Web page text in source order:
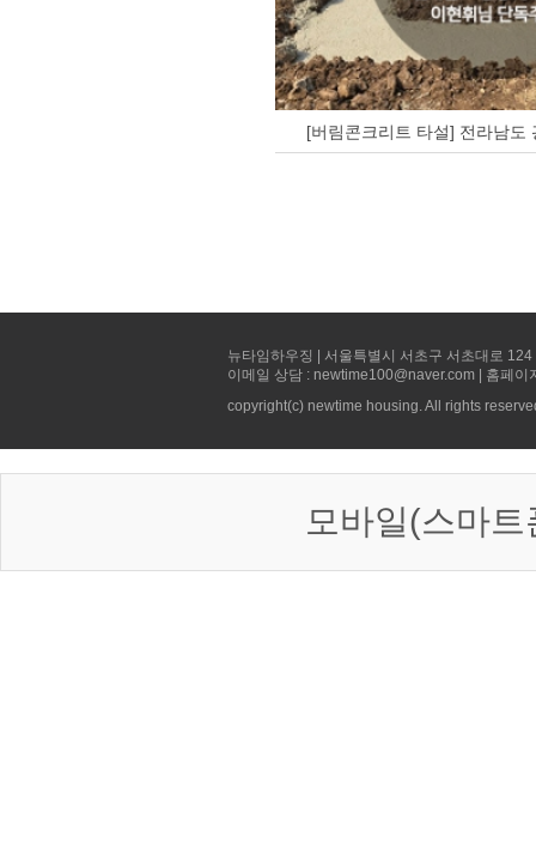
[버림콘크리트 타설] 전라남도
뉴타임하우징 | 서울특별시 서초구 서초대로
이메일 상담 : newtime100@naver.com | 홈페
copyright(c) newtime housing. All rights
모바일(스마